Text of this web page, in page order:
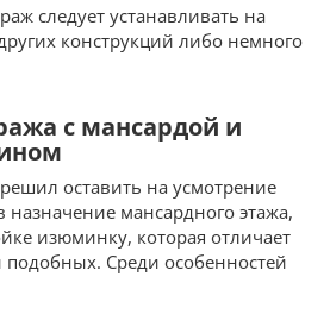
следует устанавливать на
конструкций либо немного
с мансардой и
оставить на усмотрение
мансардного этажа,
изюминку, которая отличает
подобных. Среди особенностей